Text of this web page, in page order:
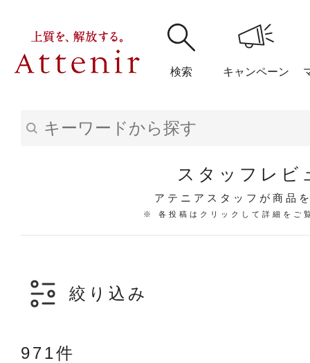
検索 キャンペーン
アテニア
スタッフレビ
アテニアスタッフが商品
※ 各投稿はクリックして詳細をご
絞り込み
971件